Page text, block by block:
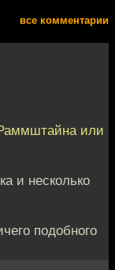
все комментарии
или
и несколько
подобного